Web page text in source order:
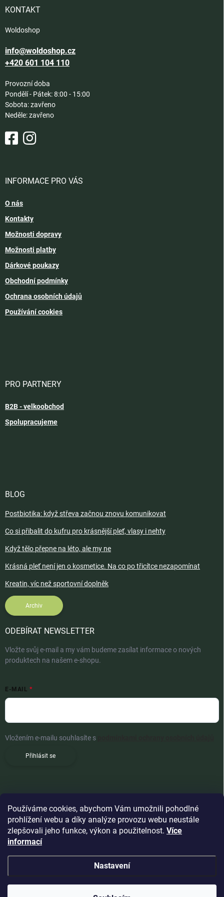
Používáme cookies, abychom Vám umožnili pohodlné
prohlížení webu a díky analýze provozu webu neustále
zlepšovali jeho funkce, výkon a použitelnost. Více
informací
Nastavení
KONTAKT
Woldoshop
info@woldoshop.cz
+420 601 104 110
Provozní doba
Pondělí - Pátek: 8:00 - 15:00
Sobota: zavřeno
Neděle: zavřeno
INFORMACE PRO VÁS
O nás
Kontakty
Možnosti dopravy
Možnosti platby
Dárkové poukazy
Obchodní podmínky
Ochrana osobních údajů
Používání cookies
PRO PARTNERY
B2B - velkoobchod
Spolupracujeme
BLOG
Postbiotika: když střeva začnou znovu komunikovat
Co si přibalit do kufru pro krásnější pleť, vlasy i nehty
Když tělo přepne na léto, ale my ne
Krásná pleť není jen o kosmetice. Na co po třicítce nezapomínat
Kreatin, víc než sportovní doplněk
Archiv
ODEBÍRAT NEWSLETTER
Vložte svůj e-mail a my vám budeme zasílat informace o nových
produktech na našem e-shopu.
E-MAIL
Vložením e-mailu souhlasíte s
Přihlásit se
Woldoshop s.r.o. . Všechna práva vyhrazena.